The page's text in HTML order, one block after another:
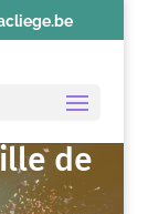
de